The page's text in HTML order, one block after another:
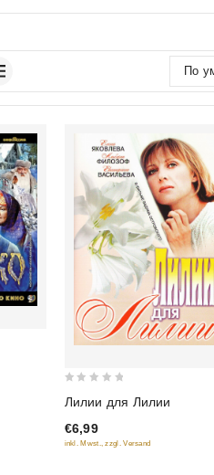
of
5
Лилии для Лилии
€6,99
inkl. Mwst., zzgl. Versand